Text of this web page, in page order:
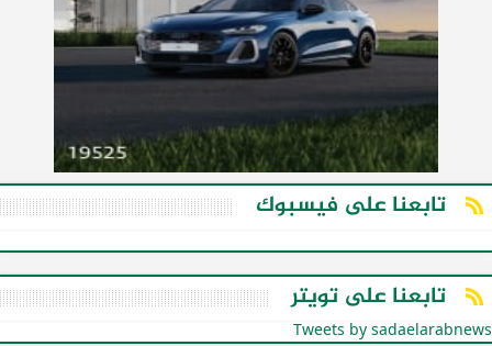
تابعنا على فيسبوك
تابعنا على تويتر
Tweets by sadaelarabnews